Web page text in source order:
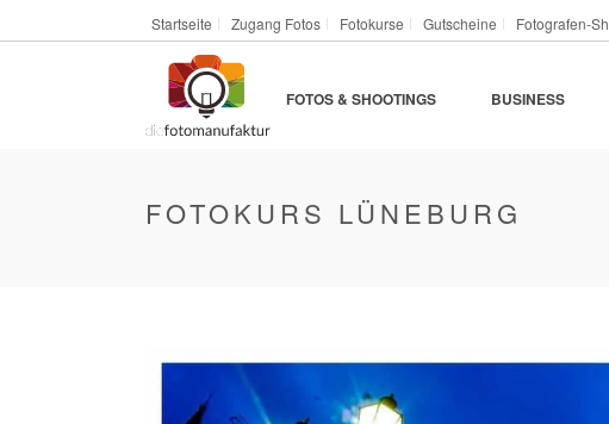
Startseite Zugang Fotos Fotokurse Gutscheine Fotografen-
FOTOS & SHOOTINGS BUSINESS
FOTOKURS LÜNEBURG